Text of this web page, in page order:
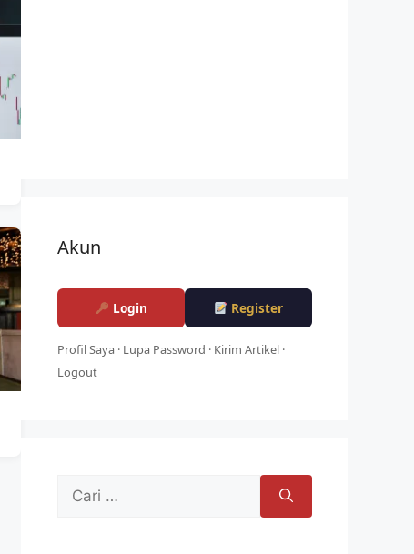
Akun
Login Register
Profil Saya · Lupa Password · Kirim Artikel ·
Logout
Cari